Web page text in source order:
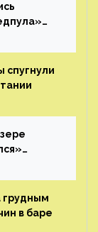
в баре